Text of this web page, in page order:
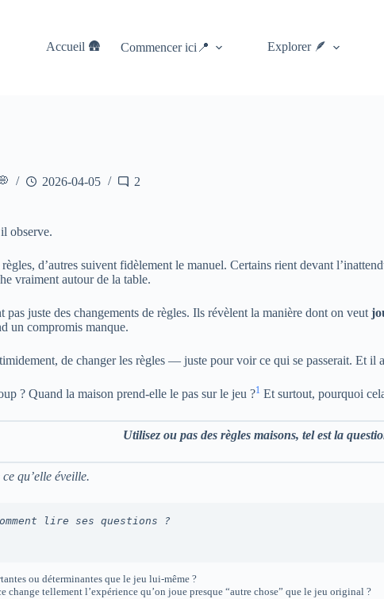
Accueil 🛖 Commencer ici📍 Explorer 🪶
2026-04-05 2
observe.
d’autres suivent fidèlement le manuel. Certains rient devant
vraiment autour de la table.
juste des changements de règles. Ils révèlent la manière dont on veut
un compromis manque.
de changer les règles — juste pour voir ce qui se passerait. Et il
? Quand la maison prend-elle le pas sur le jeu ?1 Et surtout, pourquoi
Utilisez ou pas des règles maisons, tel est la
qu’elle éveille.
lire ses questions ?
ou déterminantes que le jeu lui-même ?
change tellement l’expérience qu’on joue presque “autre chose” que le jeu original ?